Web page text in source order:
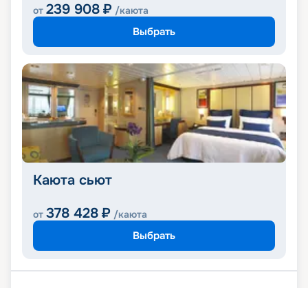
от 239 908 ₽ /каюта
Выбрать
Каюта сьют
от 378 428 ₽ /каюта
Выбрать